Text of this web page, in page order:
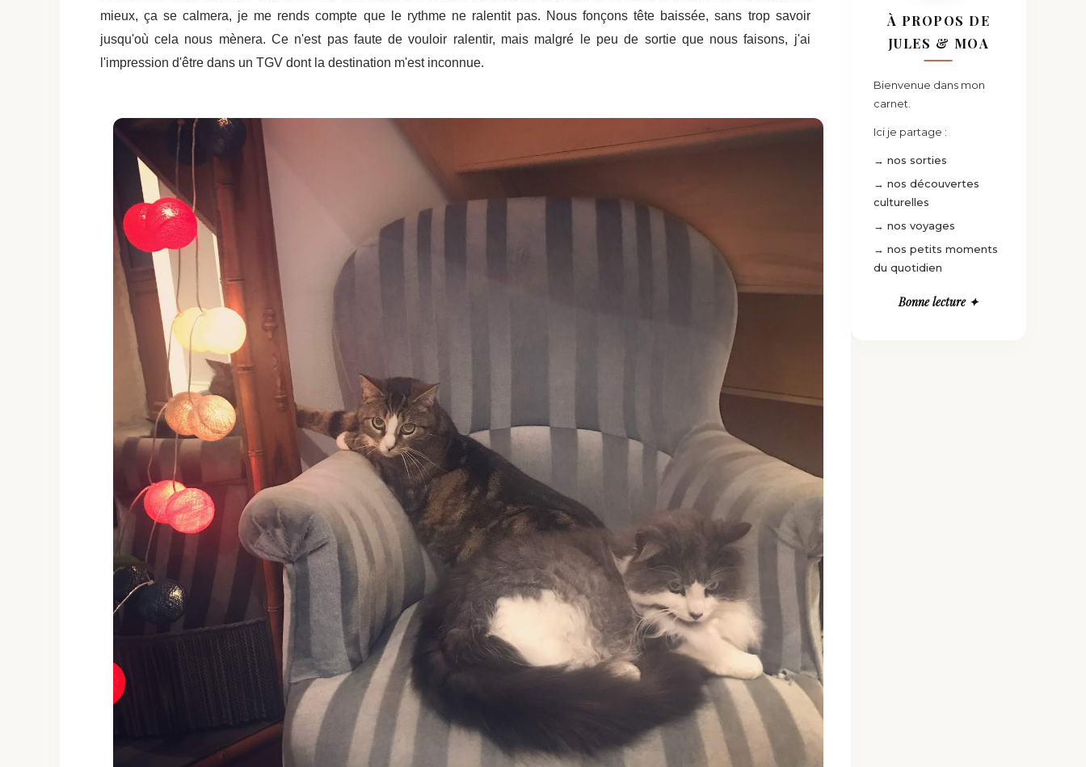
mieux, ça se calmera, je me rends compte que le rythme ne ralentit pas. Nous fonçons tête baissée, sans trop savoir
jusqu'où cela nous mènera. Ce n'est pas faute de vouloir ralentir, mais malgré le peu de sortie que nous faisons, j'ai
l'impression d'être dans un TGV dont la destination m'est inconnue.
À PROPOS DE
JULES & MOA
Bienvenue dans mon
carnet.
Ici je partage :
→ nos sorties
→ nos découvertes
culturelles
→ nos voyages
→ nos petits moments
du quotidien
Bonne lecture ✦